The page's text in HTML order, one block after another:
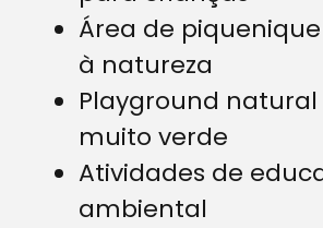
Área de
à natureza
Playground
muito verde
Atividades de
ambiental